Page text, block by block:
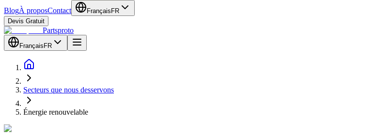
BlogÀ proposContact Français FR
Devis Gratuit
Partsproto
Français FR
Secteurs que nous desservons
Énergie renouvelable